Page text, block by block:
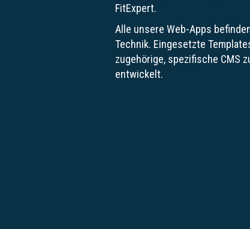
FitExpert.
Alle unsere Web-Apps
Technik. Eingesetzte
zugehörige, spezifische CMS
entwickelt.